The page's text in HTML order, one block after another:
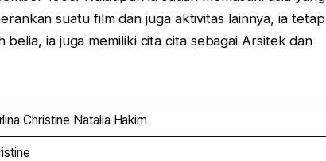
suatu film dan juga aktivitas lainnya, ia tetap
belia, ia juga memiliki cita cita sebagai Arsitek dan
Christine Natalia Hakim